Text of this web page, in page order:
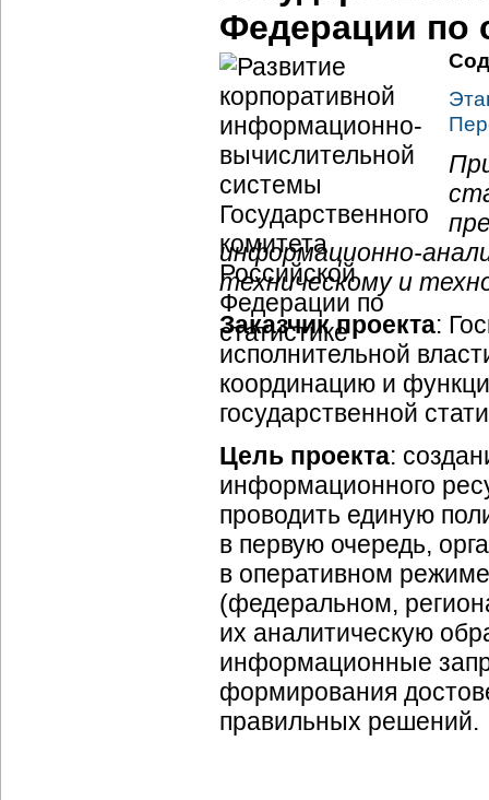
Федерации по
информационно-
техническому и
Заказчик проекта:
исполнительной
координацию и
государственной
Цель проекта:
информационного
проводить единую
в первую очередь,
в оперативном
(федеральном,
их аналитическую
информационные
формирования
правильных решений.